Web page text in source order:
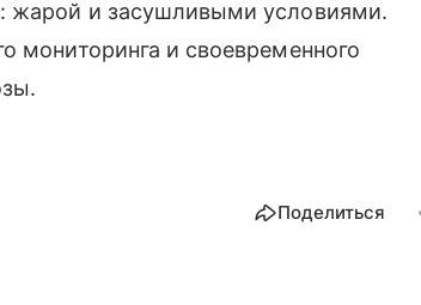
жарой и засушливыми условиями.
мониторинга и своевременного
Поделиться